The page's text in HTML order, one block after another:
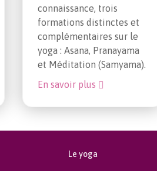
connaissance, trois
formations distinctes et
complémentaires sur le
yoga : Asana, Pranayama
et Méditation (Samyama).
En savoir plus
Le yoga